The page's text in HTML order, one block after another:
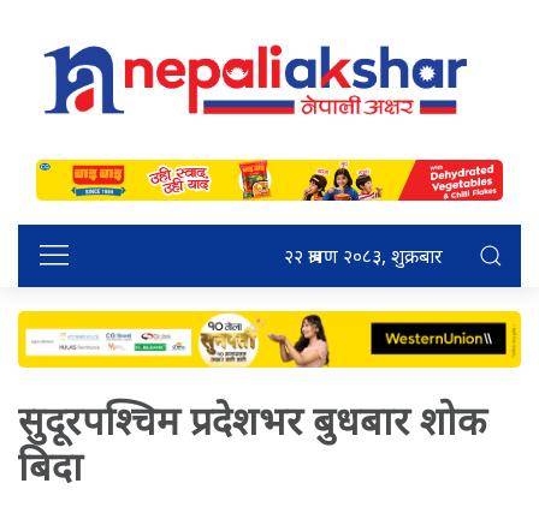
२२ श्रावण २०८३, शुक्रबार
सुदूरपश्चिम प्रदेशभर बुधबार शोक
बिदा